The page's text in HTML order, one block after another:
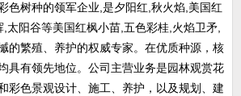
色树种的领军企业,是夕阳红,秋火焰,美国红
太阳谷等美国红枫小苗,五色彩桂,火焰卫矛,
的繁殖、养护的权威专家。在优质种源，核
具有领先地位。公司主营业务是园林观赏花
彩色景观设计、施工、养护，以及规划、建